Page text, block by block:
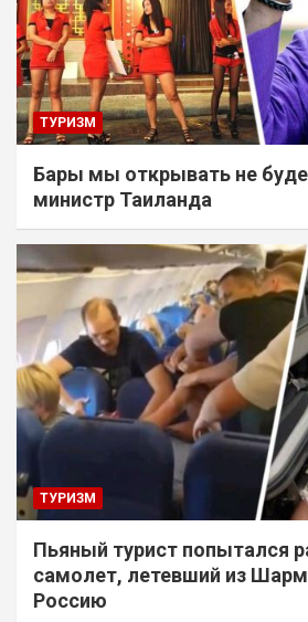
ТУРИЗМ
Бары мы открывать не
министр Таиланда
ТУРИЗМ
Пьяный турист попытался
самолет, летевший из
Россию